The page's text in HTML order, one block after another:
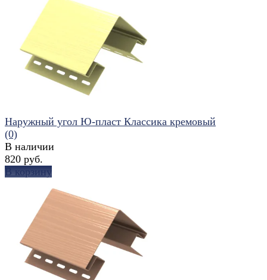
избранное
избранное
Наружный угол Ю-пласт Классика кремовый
(0)
В наличии
820 руб.
В корзину